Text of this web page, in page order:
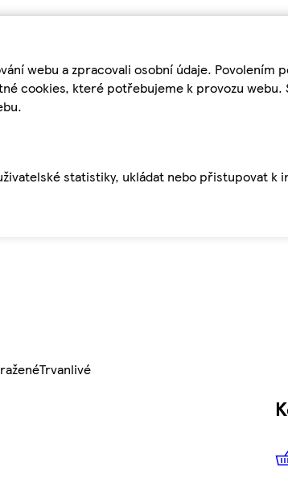
webu a zpracovali osobní údaje. Povolením
cookies, které potřebujeme k provozu webu.
statistiky, ukládat nebo přistupovat k
Trvanlivé